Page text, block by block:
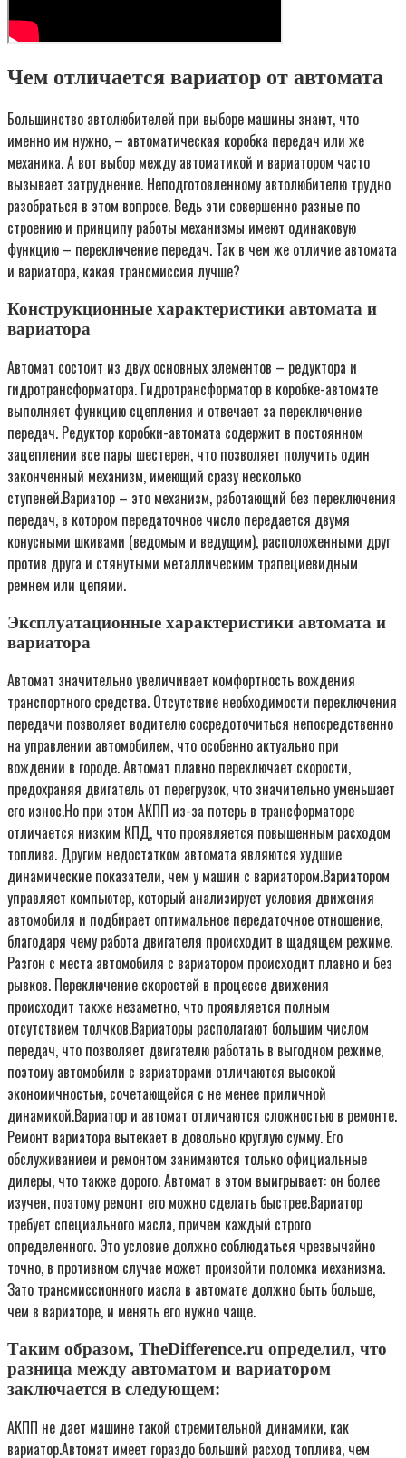
Чем отличается вариатор от автомата
Большинство автолюбителей при выборе машины знают, что
именно им нужно, – автоматическая коробка передач или же
механика. А вот выбор между автоматикой и вариатором часто
вызывает затруднение. Неподготовленному автолюбителю трудно
разобраться в этом вопросе. Ведь эти совершенно разные по
строению и принципу работы механизмы имеют одинаковую
функцию – переключение передач. Так в чем же отличие автомата
и вариатора, какая трансмиссия лучше?
Конструкционные характеристики автомата и
вариатора
Автомат состоит из двух основных элементов – редуктора и
гидротрансформатора. Гидротрансформатор в коробке-автомате
выполняет функцию сцепления и отвечает за переключение
передач. Редуктор коробки-автомата содержит в постоянном
зацеплении все пары шестерен, что позволяет получить один
законченный механизм, имеющий сразу несколько
ступеней.Вариатор – это механизм, работающий без переключения
передач, в котором передаточное число передается двумя
конусными шкивами (ведомым и ведущим), расположенными друг
против друга и стянутыми металлическим трапециевидным
ремнем или цепями.
Эксплуатационные характеристики автомата и
вариатора
Автомат значительно увеличивает комфортность вождения
транспортного средства. Отсутствие необходимости переключения
передачи позволяет водителю сосредоточиться непосредственно
на управлении автомобилем, что особенно актуально при
вождении в городе. Автомат плавно переключает скорости,
предохраняя двигатель от перегрузок, что значительно уменьшает
его износ.Но при этом АКПП из-за потерь в трансформаторе
отличается низким КПД, что проявляется повышенным расходом
топлива. Другим недостатком автомата являются худшие
динамические показатели, чем у машин с вариатором.Вариатором
управляет компьютер, который анализирует условия движения
автомобиля и подбирает оптимальное передаточное отношение,
благодаря чему работа двигателя происходит в щадящем режиме.
Разгон с места автомобиля с вариатором происходит плавно и без
рывков. Переключение скоростей в процессе движения
происходит также незаметно, что проявляется полным
отсутствием толчков.Вариаторы располагают большим числом
передач, что позволяет двигателю работать в выгодном режиме,
поэтому автомобили с вариаторами отличаются высокой
экономичностью, сочетающейся с не менее приличной
динамикой.Вариатор и автомат отличаются сложностью в ремонте.
Ремонт вариатора вытекает в довольно круглую сумму. Его
обслуживанием и ремонтом занимаются только официальные
дилеры, что также дорого. Автомат в этом выигрывает: он более
изучен, поэтому ремонт его можно сделать быстрее.Вариатор
требует специального масла, причем каждый строго
определенного. Это условие должно соблюдаться чрезвычайно
точно, в противном случае может произойти поломка механизма.
Зато трансмиссионного масла в автомате должно быть больше,
чем в вариаторе, и менять его нужно чаще.
Таким образом, TheDifference.ru определил, что
разница между автоматом и вариатором
заключается в следующем:
АКПП не дает машине такой стремительной динамики, как
вариатор.Автомат имеет гораздо больший расход топлива, чем